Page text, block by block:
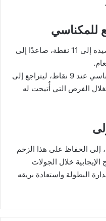
للمكناسي
بفضل هذا الفوز، رفع نهضة بركان رصيده إلى 11 نقطة، صاعدًا إلى
في المقابل، تجمد رصيد النادي المكناسي عند 9 نقاط، ليتراجع إلى
الفرص التي أُتيحت له
إلى الحفاظ على هذا الزخم
الإيجابية خلال الجولات
البطولة واستعادة بريقه